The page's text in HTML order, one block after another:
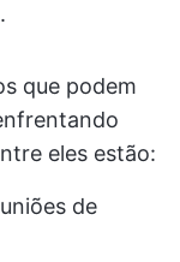
que podem
eles estão:
de